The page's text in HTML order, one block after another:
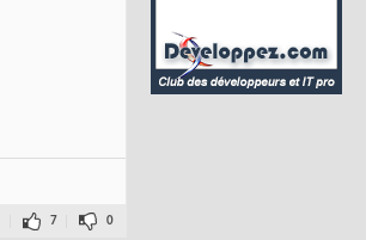
7 0